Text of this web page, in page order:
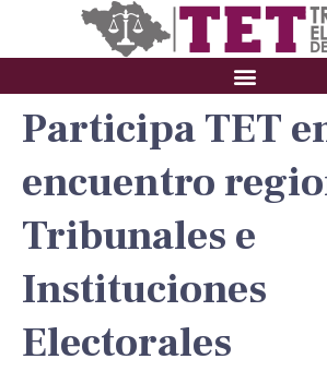
Participa TET
encuentro
Tribunales e
Instituciones
Electorales